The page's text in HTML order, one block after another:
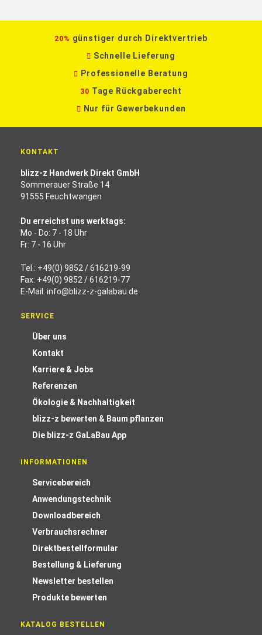
20% günstiger durch Direktvertrieb
Schnelle Lieferung
Professionelle Beratung
30 Tage Rückgaberecht
Nur für Gewerbekunden
KONTAKT
blizz-z Handwerk Direkt GmbH
Sommerauer Straße 14
91555 Feuchtwangen
Du erreichst uns werktags:
Mo - Do: 7 - 18 Uhr
Fr: 7 - 16 Uhr
Tel.: +49(0) 9852 / 616219-99
Fax: +49(0) 9852 / 616219-77
E-Mail: info@blizz-z-galabau.de
SERVICE
Über uns
Kontakt
Karriere & Jobs
Referenzen
Ökologie & Nachhaltigkeit
blizz-z bewerten & Baum pflanzen
Die blizz-z GaLaBau App
INFORMATIONEN
Servicebereich
Anwendungstechnik
Downloadbereich
Verbrauchsrechner
Direktbestellformular
Bestellung & Lieferung
Newsletter bestellen
Produkte bewerten
KATALOG BESTELLEN